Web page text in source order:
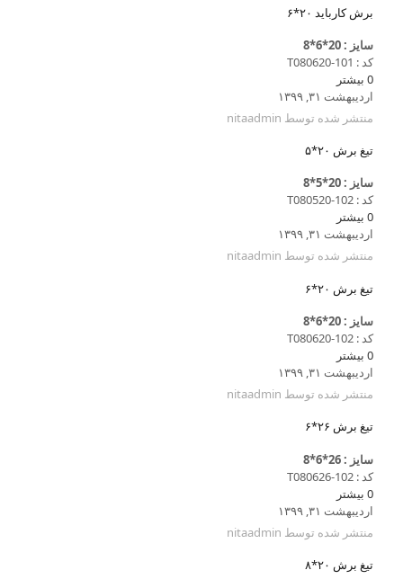
برش کارباید ۲۰*۶
سایز : 20*6*8
کد : T080620-101
0 بیشتر
اردیبهشت ۳۱, ۱۳۹۹
منتشر شده توسط nitaadmin
تیغ برش ۲۰*۵
سایز : 20*5*8
کد : T080520-102
0 بیشتر
اردیبهشت ۳۱, ۱۳۹۹
منتشر شده توسط nitaadmin
تیغ برش ۲۰*۶
سایز : 20*6*8
کد : T080620-102
0 بیشتر
اردیبهشت ۳۱, ۱۳۹۹
منتشر شده توسط nitaadmin
تیغ برش ۲۶*۶
سایز : 26*6*8
کد : T080626-102
0 بیشتر
اردیبهشت ۳۱, ۱۳۹۹
منتشر شده توسط nitaadmin
تیغ برش ۲۰*۸